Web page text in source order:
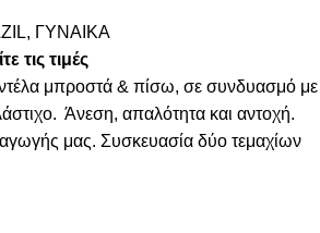
, ΓΥΝΑΙΚΑ
τις τιμές
μπροστά & πίσω, σε συνδυασμό με
Άνεση, απαλότητα και αντοχή.
μας. Συσκευασία δύο τεμαχίων